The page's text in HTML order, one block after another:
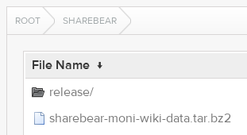
ROOT SHAREBEAR
File Name ↓
release/
sharebear-moni-wiki-data.tar.bz2